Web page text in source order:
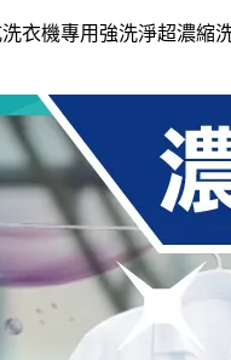
衣機專用強洗淨超濃縮